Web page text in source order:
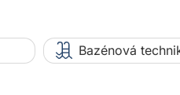
Bazénová